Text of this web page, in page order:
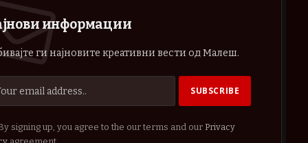
информации
ги најновите креативни вести од Малеш.
signing up, you agree to the our terms and our Privacy